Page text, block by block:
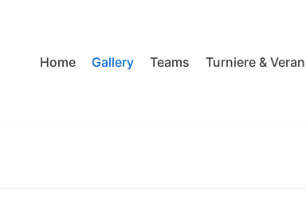
Home Gallery Teams Turniere &